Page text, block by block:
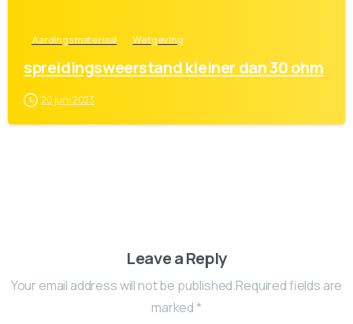
Aardingsmateriaal Wetgeving
spreidingsweerstand kleiner dan 30 ohm
20 juni 2023
Leave a Reply
Your email address will not be published.Required fields are
marked *